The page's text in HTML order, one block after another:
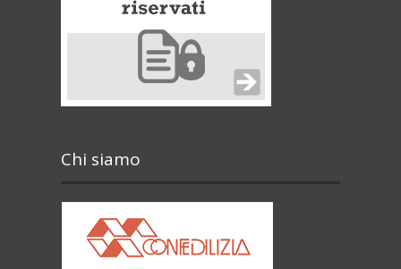
Chi siamo